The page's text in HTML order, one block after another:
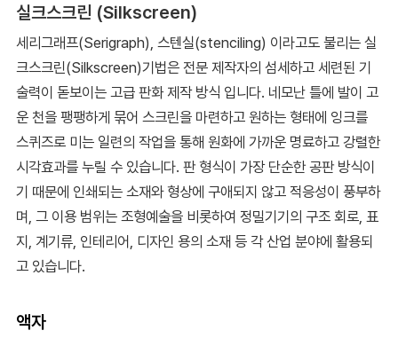
실크스크린 (Silkscreen)
세리그래프(Serigraph), 스텐실(stenciling) 이라고도 불리는 실
크스크린(Silkscreen)기법은 전문 제작자의 섬세하고 세련된 기
술력이 돋보이는 고급 판화 제작 방식 입니다. 네모난 틀에 발이 고
운 천을 팽팽하게 묶어 스크린을 마련하고 원하는 형태에 잉크를
스퀴즈로 미는 일련의 작업을 통해 원화에 가까운 명료하고 강렬한
시각효과를 누릴 수 있습니다. 판 형식이 가장 단순한 공판 방식이
기 때문에 인쇄되는 소재와 형상에 구애되지 않고 적응성이 풍부하
며, 그 이용 범위는 조형예술을 비롯하여 정밀기기의 구조 회로, 표
지, 계기류, 인테리어, 디자인 용의 소재 등 각 산업 분야에 활용되
고 있습니다.
액자